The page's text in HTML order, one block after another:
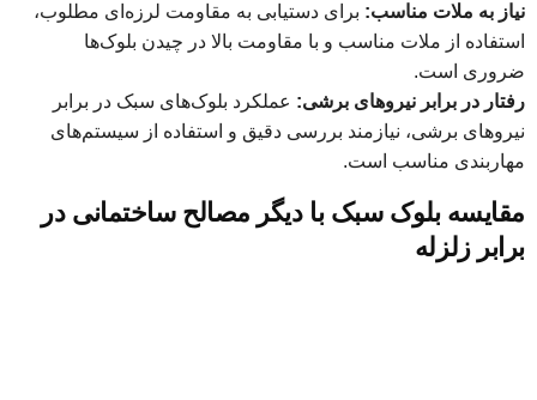
نیاز به ملات مناسب: برای دستیابی به مقاومت لرزه‌ای مطلوب،
استفاده از ملات مناسب و با مقاومت بالا در چیدن بلوک‌ها
ضروری است.
رفتار در برابر نیروهای برشی: عملکرد بلوک‌های سبک در برابر
نیروهای برشی، نیازمند بررسی دقیق و استفاده از سیستم‌های
مهاربندی مناسب است.
مقایسه بلوک سبک با دیگر مصالح ساختمانی در
برابر زلزله